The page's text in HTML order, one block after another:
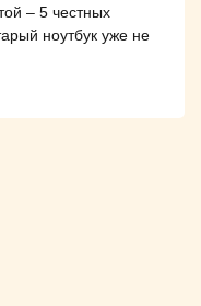
– 5 честных
ноутбук уже не